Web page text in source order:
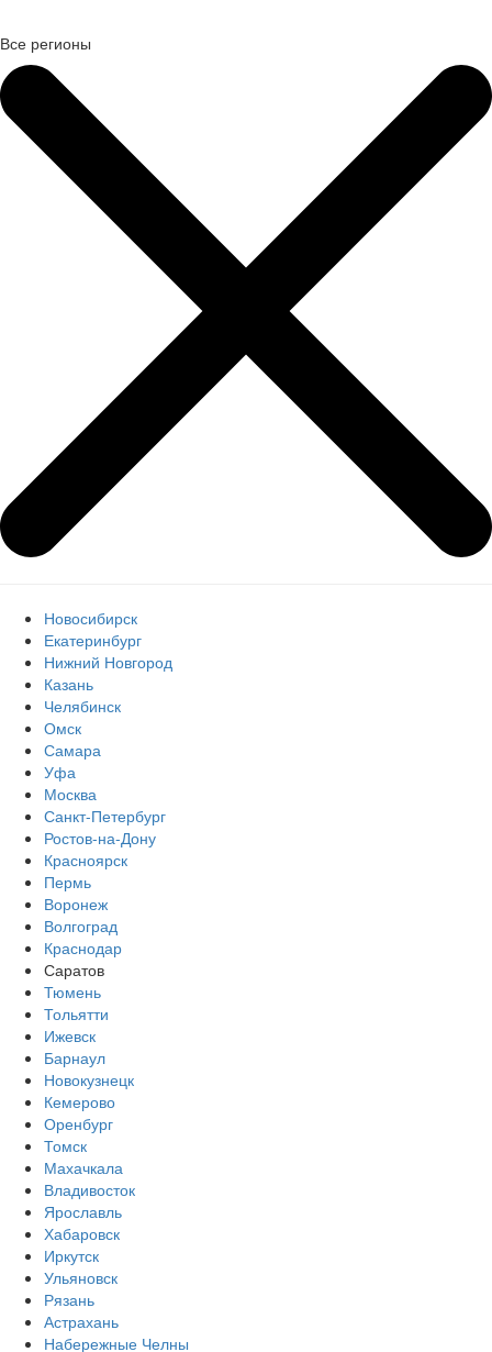
Все регионы
Новосибирск
Екатеринбург
Нижний Новгород
Казань
Челябинск
Омск
Самара
Уфа
Москва
Санкт-Петербург
Ростов-на-Дону
Красноярск
Пермь
Воронеж
Волгоград
Краснодар
Саратов
Тюмень
Тольятти
Ижевск
Барнаул
Новокузнецк
Кемерово
Оренбург
Томск
Махачкала
Владивосток
Ярославль
Хабаровск
Иркутск
Ульяновск
Рязань
Астрахань
Набережные Челны